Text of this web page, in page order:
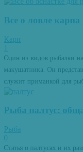
Все о ловле
Карп
1
Один из видов рыбалки на
макушатника. Он
служит приманкой для
Рыба палтус:
Рыба
0
Статья о палтусах и их